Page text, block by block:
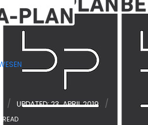
/ UPDATED: 23. APRIL 2019 /